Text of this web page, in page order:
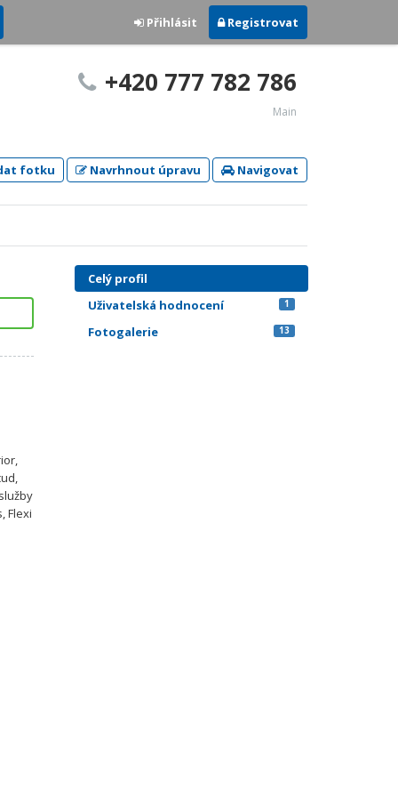
Přihlásit Registrovat
+420 777 782 786
Main
fotku Navrhnout úpravu Navigovat
Flexi
Celý profil
Uživatelská hodnocení
1
Fotogalerie 13